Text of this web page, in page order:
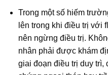
Trong một số hiếm
lên trong khi điều trị với
nên ngừng điều trị.
nhân phải được khám
giai đoạn điều trị duy trì,